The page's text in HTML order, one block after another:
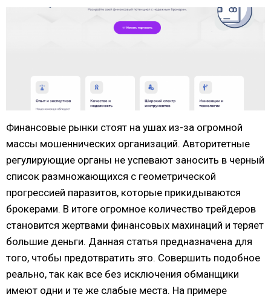
Финансовые рынки стоят на ушах из-за огромной
массы мошеннических организаций. Авторитетные
регулирующие органы не успевают заносить в черный
список размножающихся с геометрической
прогрессией паразитов, которые прикидываются
брокерами. В итоге огромное количество трейдеров
становится жертвами финансовых махинаций и теряет
большие деньги. Данная статья предназначена для
того, чтобы предотвратить это. Совершить подобное
реально, так как все без исключения обманщики
имеют одни и те же слабые места. На примере